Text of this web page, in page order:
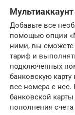
Добавьте все
помощью опции
ними, вы сможете
тариф и
подключенных
банковскую
все номера с
банковской
пополнения